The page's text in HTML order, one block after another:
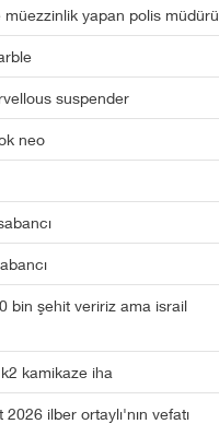
müezzinlik yapan polis müdürü
suspender
neo
bin şehit veririz ama israil
kamikaze iha
2026 ilber ortaylı'nın vefatı